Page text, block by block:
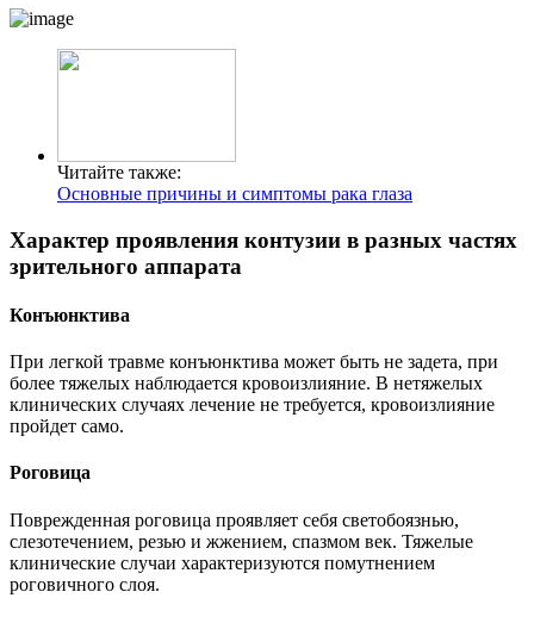
Читайте также:
Основные причины и симптомы рака глаза
Характер проявления контузии в разных частях
зрительного аппарата
Конъюнктива
При легкой травме конъюнктива может быть не задета, при
более тяжелых наблюдается кровоизлияние. В нетяжелых
клинических случаях лечение не требуется, кровоизлияние
пройдет само.
Роговица
Поврежденная роговица проявляет себя светобоязнью,
слезотечением, резью и жжением, спазмом век. Тяжелые
клинические случаи характеризуются помутнением
роговичного слоя.